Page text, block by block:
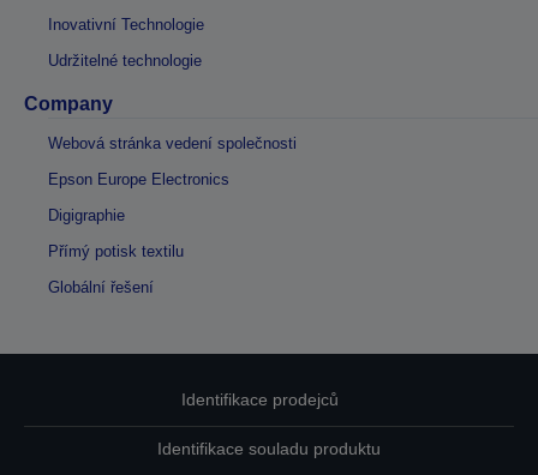
Inovativní Technologie
Udržitelné technologie
Company
Webová stránka vedení společnosti
Epson Europe Electronics
Digigraphie
Přímý potisk textilu
Globální řešení
Identifikace prodejců
Identifikace souladu produktu